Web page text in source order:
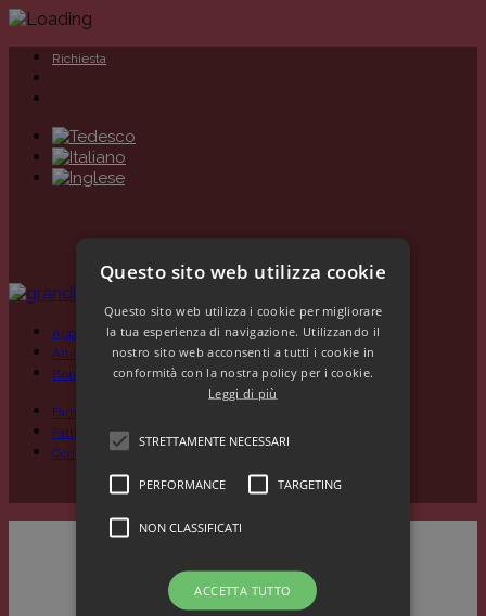
Richiesta
Appartamenti
Attività
Benessere
Famiglia
Fatti interessanti
Contatto
Richiesta & prenotazione
Pagamenti online
Questo sito web utilizza cookie
Questo sito web utilizza i cookie per migliorare
la tua esperienza di navigazione. Utilizzando il
nostro sito web acconsenti a tutti i cookie in
conformità con la nostra policy per i cookie.
Leggi di più
STRETTAMENTE NECESSARI
PERFORMANCE TARGETING
NON CLASSIFICATI
ACCETTA TUTTO